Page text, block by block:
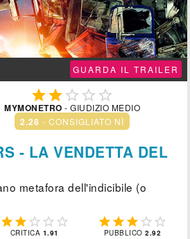
GUARDA IL TRAILER
   
MYMONETRO - GIUDIZIO MEDIO
2.28 - CONSIGLIATO NÌ
- LA VENDETTA DEL
metafora dell'indicibile (o
    
CRITICA 1.91
    
PUBBLICO2.92